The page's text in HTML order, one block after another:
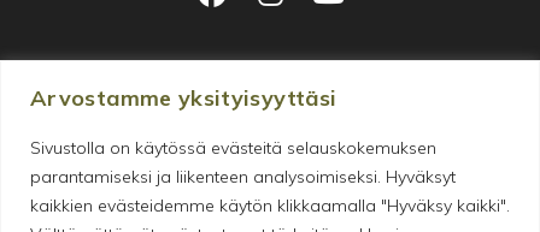
Arvostamme yksityisyyttäsi
Sivustolla on käytössä evästeitä selauskokemuksen
parantamiseksi ja liikenteen analysoimiseksi. Hyväksyt
kaikkien evästeidemme käytön klikkaamalla "Hyväksy kaikki".
Makeanhimon tyydyttämiseen
erikoistunut verkkokauppa